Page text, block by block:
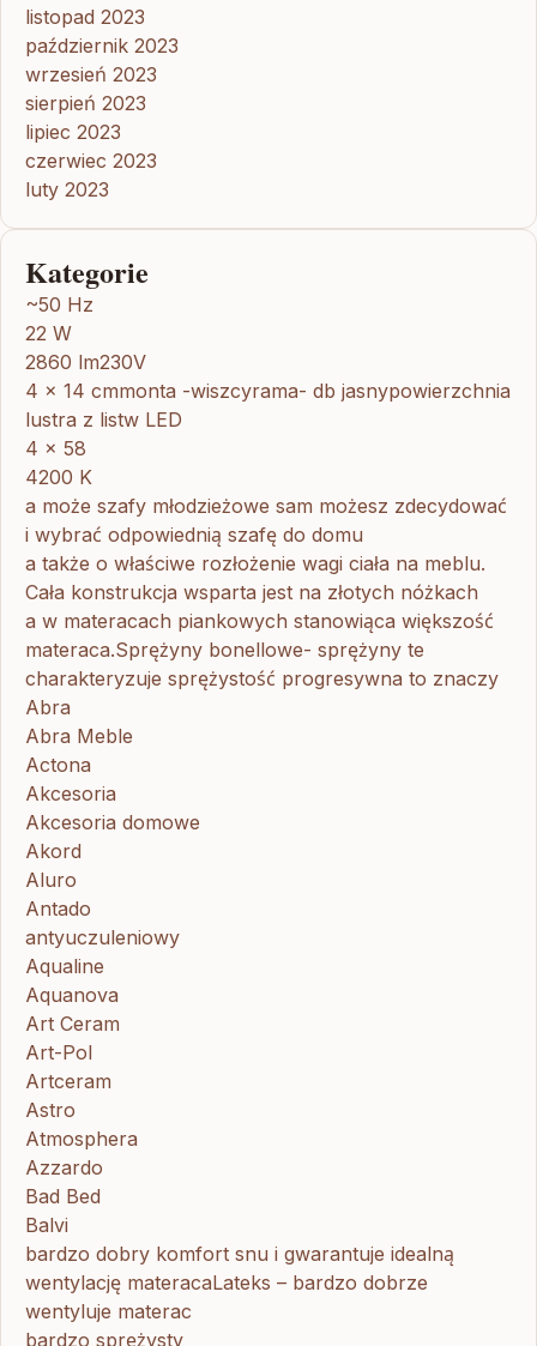
listopad 2023
październik 2023
wrzesień 2023
sierpień 2023
lipiec 2023
czerwiec 2023
luty 2023
Kategorie
~50 Hz
22 W
2860 lm230V
4 x 14 cmmonta -wiszcyrama- db jasnypowierzchnia
lustra z listw LED
4 x 58
4200 K
a może szafy młodzieżowe sam możesz zdecydować
i wybrać odpowiednią szafę do domu
a także o właściwe rozłożenie wagi ciała na meblu.
Cała konstrukcja wsparta jest na złotych nóżkach
a w materacach piankowych stanowiąca większość
materaca.Sprężyny bonellowe- sprężyny te
charakteryzuje sprężystość progresywna to znaczy
Abra
Abra Meble
Actona
Akcesoria
Akcesoria domowe
Akord
Aluro
Antado
antyuczuleniowy
Aqualine
Aquanova
Art Ceram
Art-Pol
Artceram
Astro
Atmosphera
Azzardo
Bad Bed
Balvi
bardzo dobry komfort snu i gwarantuje idealną
wentylację materacaLateks – bardzo dobrze
wentyluje materac
bardzo sprężysty